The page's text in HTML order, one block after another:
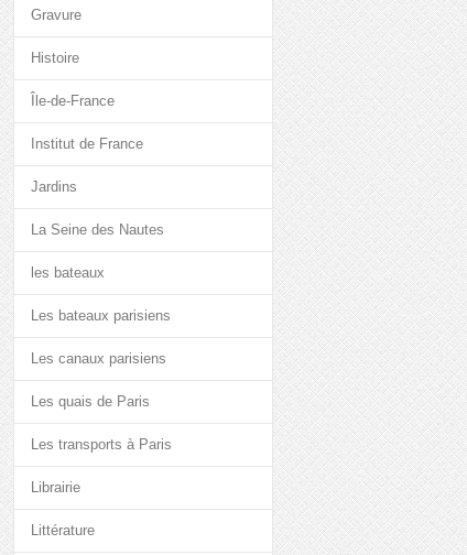
Gravure
Histoire
Île-de-France
Institut de France
Jardins
La Seine des Nautes
les bateaux
Les bateaux parisiens
Les canaux parisiens
Les quais de Paris
Les transports à Paris
Librairie
Littérature